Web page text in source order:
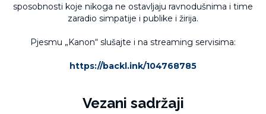
sposobnosti koje nikoga ne ostavljaju ravnodušnima i time
zaradio simpatije i publike i žirija.
Pjesmu „Kanon“ slušajte i na streaming servisima:
https://backl.ink/104768785
Vezani sadržaji